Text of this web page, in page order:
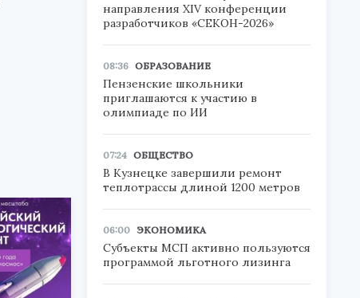
направления XIV конференции
разработчиков «СЕКОН-2026»
08:36 ОБРАЗОВАНИЕ
Пензенские школьники
приглашаются к участию в
олимпиаде по ИИ
07:24 ОБЩЕСТВО
В Кузнецке завершили ремонт
теплотрассы длиной 1200 метров
06:00 ЭКОНОМИКА
Субъекты МСП активно пользуются
программой льготного лизинга